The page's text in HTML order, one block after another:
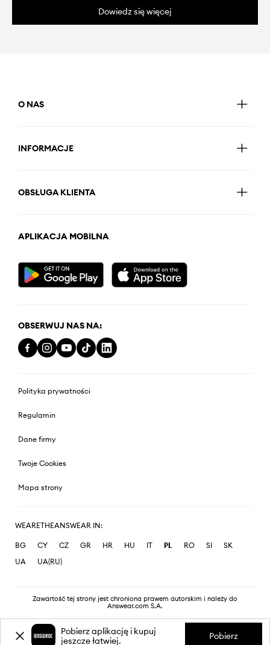
Dowiedz się więcej
O NAS
INFORMACJE
OBSŁUGA KLIENTA
APLIKACJA MOBILNA
OBSERWUJ NAS NA:
Polityka prywatności
Regulamin
Dane firmy
Twoje Cookies
Mapa strony
WEARETHEANSWEAR IN:
BG CY CZ GR HR HU IT PL RO SI
SK
UA
UA(RU)
Zawartość tej strony jest chroniona prawem autorskim i należy do
Answear.com S.A.
Pobierz aplikację i kupuj
jeszcze łatwiej.
Pobierz